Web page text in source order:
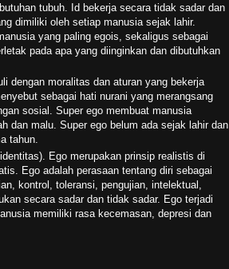
tubuh. Id bekerja secara tidak sadar dan
dimiliki oleh setiap manusia sejak lahir.
yang paling egois, sekaligus sebagai
pada apa yang diinginkan dan dibutuhkan
dengan moralitas dan aturan yang bekerja
sebagai hati nurani yang merangsang
sosial. Super ego membuat manusia
dan malu. Super ego belum ada sejak lahir dan
tahun.
Ego merupakan prinsip realistis di
Ego adalah perasaan tentang diri sebagai
kontrol, toleransi, pengujian, intelektual,
secara sadar dan tidak sadar. Ego terjadi
memiliki rasa kecemasan, depresi dan